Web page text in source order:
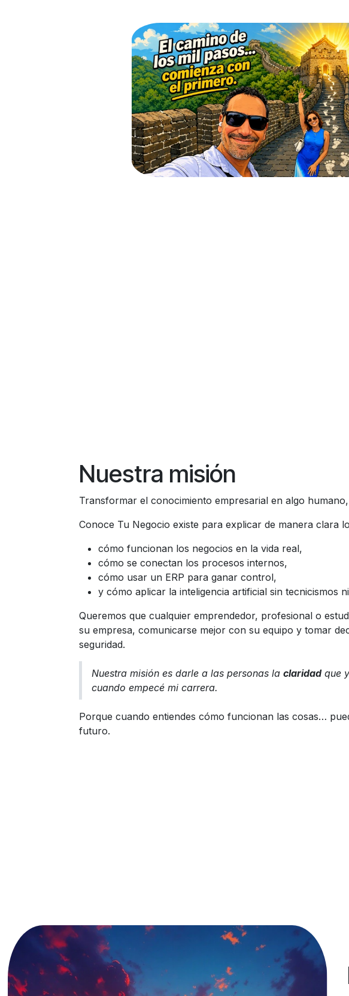
Nuestra misión
Transformar el conocimiento empresarial en algo
Conoce Tu Negocio existe para explicar de manera clara
cómo funcionan los negocios en la vida real,
cómo se conectan los procesos internos,
cómo usar un ERP para ganar control,
y cómo aplicar la inteligencia artificial sin tecnicismos
Queremos que cualquier emprendedor, profesional o
su empresa, comunicarse mejor con su equipo y tomar
seguridad.
Nuestra misión es darle a las personas la claridadque
cuando empecé mi carrera.
Porque cuando entiendes cómo funcionan las cosas…
futuro.